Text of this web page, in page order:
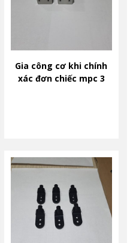
Gia công cơ khi chính
xác đơn chiếc mpc 3